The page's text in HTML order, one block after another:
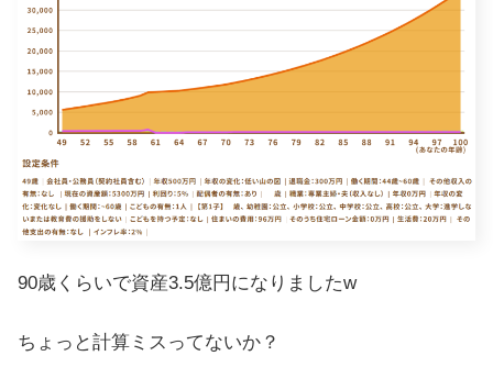
90歳くらいで資産3.5億円になりましたw
ちょっと計算ミスってないか？